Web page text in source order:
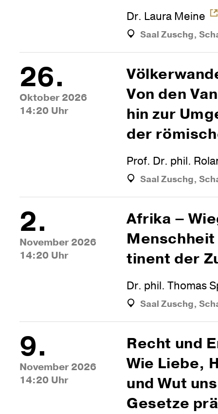
Dr. Laura Meine
Saal Zuschg,
26.
Oktober 2026
14:20 Uhr
Von den
hin zur
der
Prof. Dr. phil.
Saal Zuschg,
2.
November 2026
14:20 Uhr
Afrika –
ti­nent der
Dr. phil. Thomas
Saal Zuschg,
9.
November 2026
14:20 Uhr
Recht und
Wie Liebe,
und Wut
Gesetze